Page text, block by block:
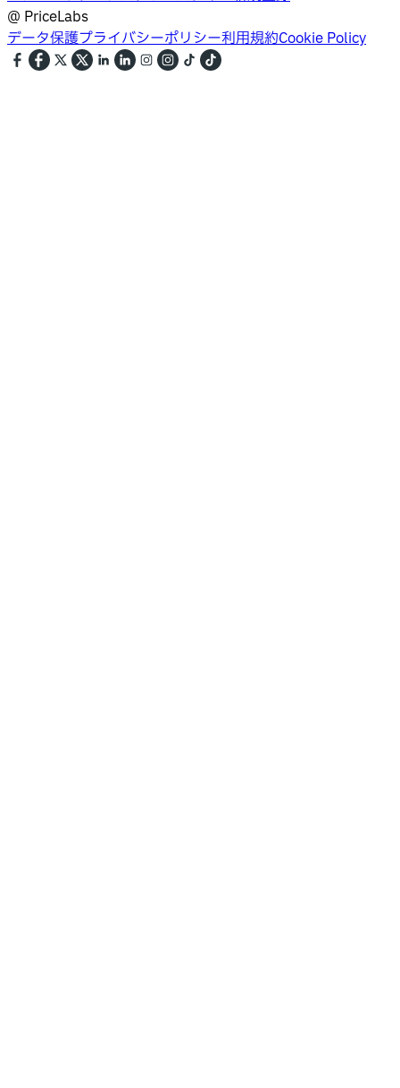
@ PriceLabs
データ保護プライバシーポリシー利用規約Cookie Policy